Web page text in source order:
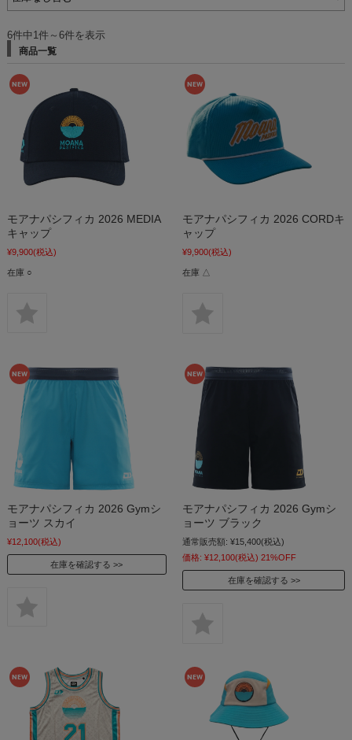
6件中1件～6件を表示
商品一覧
モアナパシフィカ 2026 MEDIA
キャップ
¥9,900(税込)
在庫 ○
モアナパシフィカ 2026 CORDキ
ャップ
¥9,900(税込)
在庫 △
モアナパシフィカ 2026 Gymシ
ョーツ スカイ
¥12,100(税込)
在庫を確認する
モアナパシフィカ 2026 Gymシ
ョーツ ブラック
通常販売額: ¥15,400(税込)
価格: ¥12,100(税込) 21%OFF
在庫を確認する